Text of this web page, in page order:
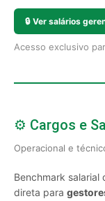
🔒 Ver salários
Acesso exclusivo
⚙️ Cargos e
Operacional e
Benchmark
direta para